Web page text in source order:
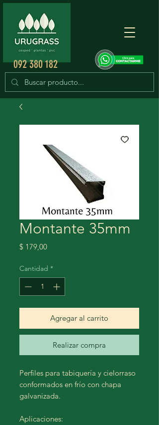
092 380 182
Montante 35mm
$ 179,00Precio
Cantidad *
Agregar al carrito
Realizar compra
Perfiles para tabiquería y cielorraso
conformados en frío con chapa
galvanizada.
Aplicaciones: